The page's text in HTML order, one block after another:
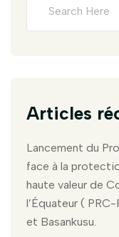
Articles
Lancement du
face à la
haute valeur de
l’Équateur (
et Basankusu.